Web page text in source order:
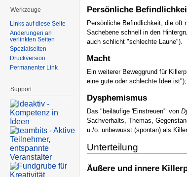
Persönliche
Persönliche Befindlichkeit, die oft
Sachebene schnell in den
auch schlicht "schlechte Laune").
Macht
Ein weiterer Beweggrund für
eine gute oder schlechte Idee
Dysphemismus
Das "beiläufige 'Einstreuen'" von
Sachverhalts, Themas,
u./o. unbewusst (spontan) als
Unterteilung
Äußere und innere
Werkzeuge
Links auf diese Seite
Änderungen an
verlinkten Seiten
Spezialseiten
Druckversion
Permanenter Link
Support